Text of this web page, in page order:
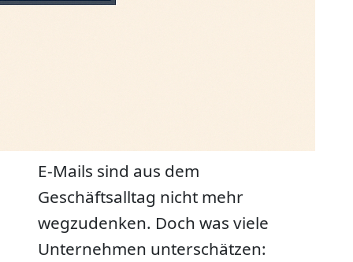
E-Mails sind aus dem
Geschäftsalltag nicht mehr
wegzudenken. Doch was viele
Unternehmen unterschätzen: